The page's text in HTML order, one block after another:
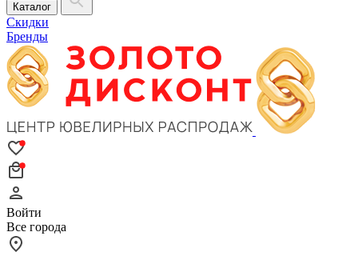
Каталог
Скидки
Бренды
Войти
Все города